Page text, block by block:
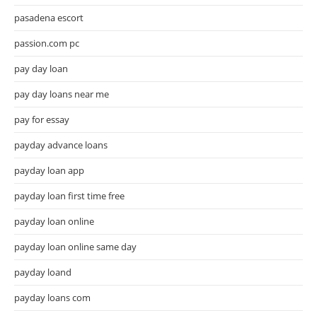
pasadena escort
passion.com pc
pay day loan
pay day loans near me
pay for essay
payday advance loans
payday loan app
payday loan first time free
payday loan online
payday loan online same day
payday loand
payday loans com